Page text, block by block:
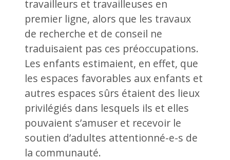
travailleurs et travailleuses en
premier ligne, alors que les travaux
de recherche et de conseil ne
traduisaient pas ces préoccupations.
Les enfants estimaient, en effet, que
les espaces favorables aux enfants et
autres espaces sûrs étaient des lieux
privilégiés dans lesquels ils et elles
pouvaient s’amuser et recevoir le
soutien d’adultes attentionné-e-s de
la communauté.